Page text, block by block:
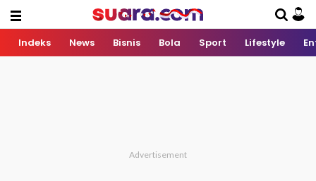
Indeks News Bisnis Bola Sport Lifestyle